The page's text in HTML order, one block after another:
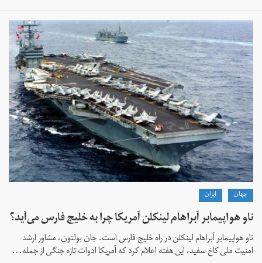
جهان ايران
ناو هواپیمابر آبراهام لینکلن آمریکا چرا به خلیج فارس می‌آید؟
ناو هواپیمابر آبراهام لینکلن در راه خلیج فارس است. جان بولتون، مشاور ارشد
امنیت ملی کاخ سفید، این هفته اعلام کرد که آمریکا ادوات تازه جنگی از جمله...